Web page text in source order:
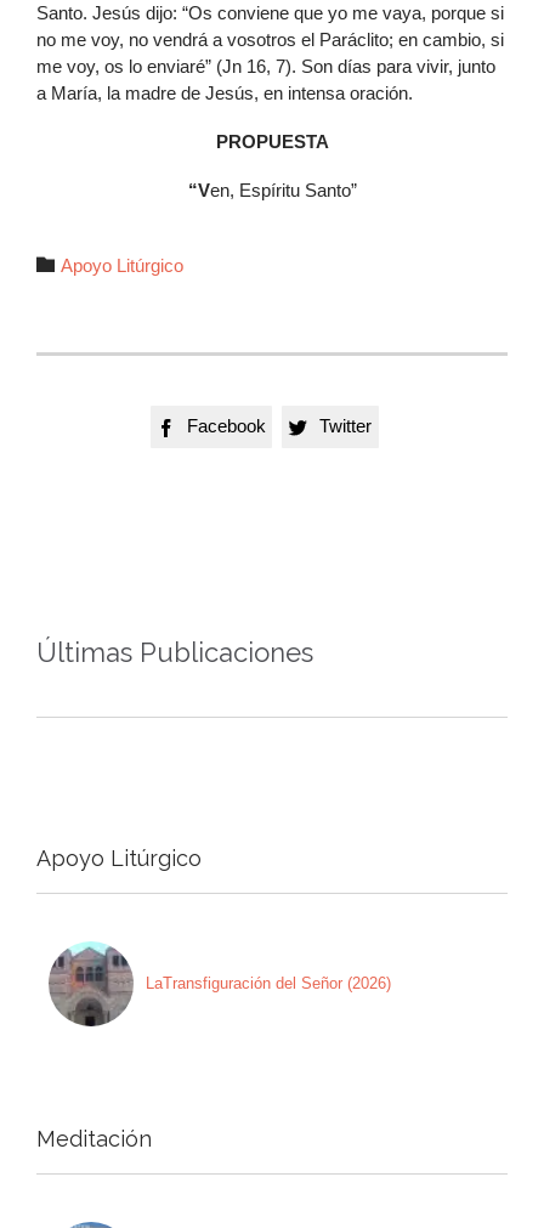
Santo. Jesús dijo: “Os conviene que yo me vaya, porque si
no me voy, no vendrá a vosotros el Paráclito; en cambio, si
me voy, os lo enviaré” (Jn 16, 7). Son días para vivir, junto
a María, la madre de Jesús, en intensa oración.
PROPUESTA
“Ven, Espíritu Santo”
 Autor
Apoyo Litúrgico
 Facebook  Twitter
Últimas Publicaciones
Apoyo Litúrgico
LaTransfiguración del Señor (2026)
Meditación